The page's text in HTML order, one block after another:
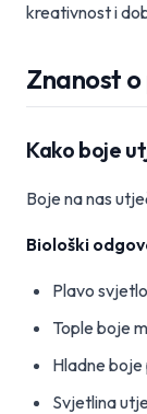
kreativnost i
Znanost
Kako boje
Boje na nas
Biološki
Plavo
Tople boje
Hladne
Svjetlina